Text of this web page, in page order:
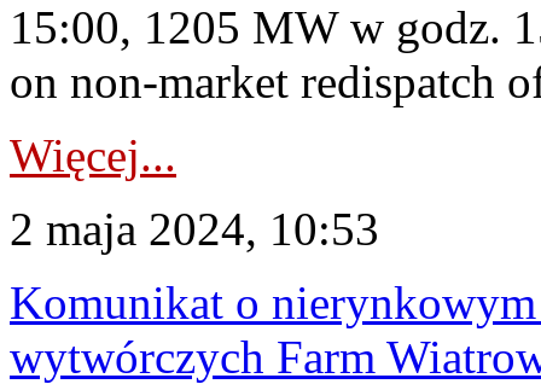
15:00, 1205 MW w godz.
on non-market redispatch
Więcej...
2 maja 2024, 10:53
Komunikat o
wytwórczych Farm